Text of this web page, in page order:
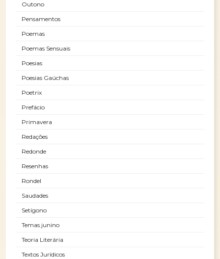
Outono
Pensamentos
Poemas
Poemas Sensuais
Poesias
Poesias Gaúchas
Poetrix
Prefácio
Primavera
Redações
Redonde
Resenhas
Rondel
Saudades
Setígono
Temas junino
Teoria Literária
Textos Jurídicos